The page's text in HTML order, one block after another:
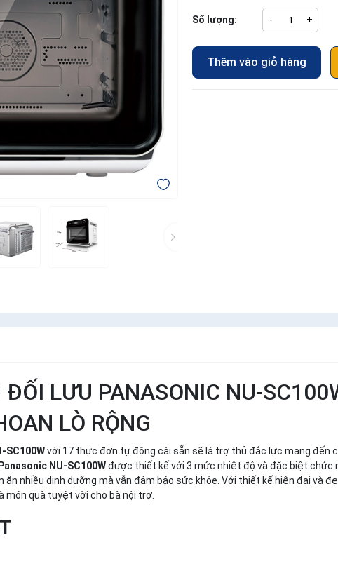
Số lượng: - +
Thêm vào giỏ hàng
ĐỐI LƯU PANASONIC NU-
LÒ RỘNG
SC100Wvới 17 thực đơn tự động cài sẵn sẽ là trợ thủ đắc lực mang đến
Panasonic NU-SC100Wđược thiết kế với 3 mức nhiệt độ và đặc biệt chức
ăn nhiều dinh dưỡng mà vẫn đảm bảo sức khỏe. Với thiết kế hiện đại và
món quà tuyệt vời cho bà nội trợ.